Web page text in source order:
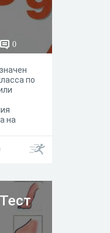
0
по
на